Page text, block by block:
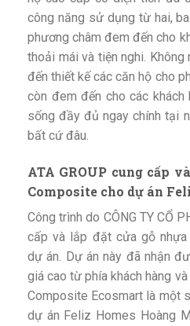
công năng sử dụng từ hai,
phương châm đem đến cho
thoải mái và tiện nghi.
đến thiết kế các căn hộ cho
còn đem đến cho các khách
sống đầy đủ ngay chính tại
bất cứ đâu.
ATA GROUP cung cấp
Composite cho dự án
Công trình do CÔNG TY CỔ
cấp và lắp đặt cửa gỗ
dự án. Dự án này đã nhận
giá cao từ phía khách hàng
Composite Ecosmart là một
dự án Feliz Homes Hoàng